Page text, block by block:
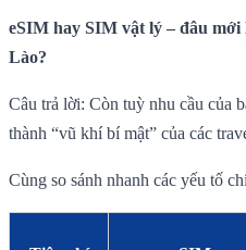
eSIM hay SIM vật lý – đâu
Lào?
Câu trả lời: Còn tuỳ nhu cầu của
thành “vũ khí bí mật” của các
Cùng so sánh nhanh các yếu tố